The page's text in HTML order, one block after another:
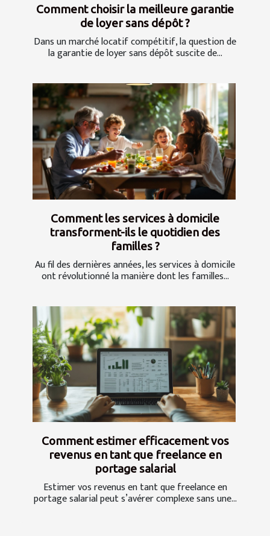
Comment choisir la meilleure garantie
de loyer sans dépôt ?
Dans un marché locatif compétitif, la question de
la garantie de loyer sans dépôt suscite de...
Comment les services à domicile
transforment-ils le quotidien des
familles ?
Au fil des dernières années, les services à domicile
ont révolutionné la manière dont les familles...
Comment estimer efficacement vos
revenus en tant que freelance en
portage salarial
Estimer vos revenus en tant que freelance en
portage salarial peut s’avérer complexe sans une...